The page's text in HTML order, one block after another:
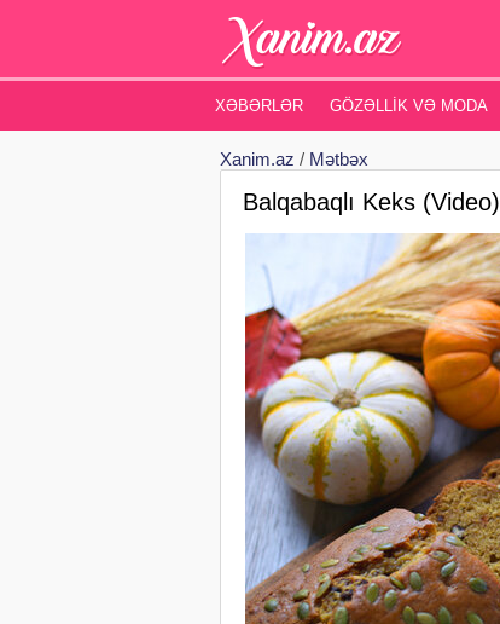
XƏBƏRLƏR GÖZƏLLIK VƏ MODA
Xanim.az / Mətbəx
Balqabaqlı Keks (Video)